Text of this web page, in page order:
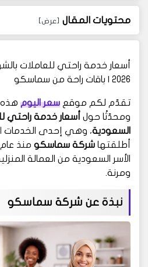
محتويات المقال
أسعار خدمة راحتي للعاملات
2026 | باقات راحة من سماسكو
تقدّم لكم موقع سعر اليوم هذه
ومحدّثًا حول أسعار خدمة راحتي
السعودية، وهي إحدى الخدمات
أطلقتها شركة سماسكو
الأسر السعودية من العمالة
ومرنة.
نبذة عن شركة سماسكو